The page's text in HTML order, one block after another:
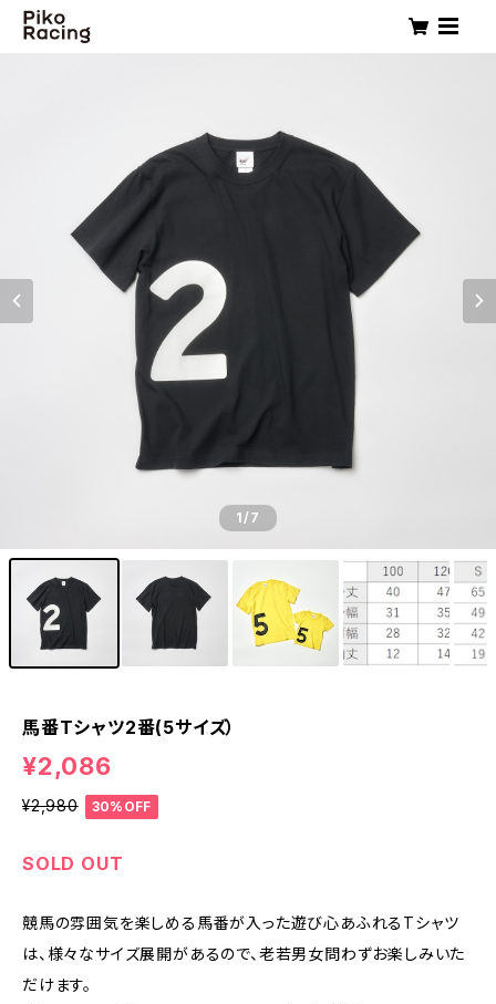
1/7
馬番Tシャツ2番(5サイズ）
¥2,086
¥2,980 30%OFF
SOLD OUT
競馬の雰囲気を楽しめる馬番が入った遊び心あふれるTシャツ
は、様々なサイズ展開があるので、老若男女問わずお楽しみいた
だけます。